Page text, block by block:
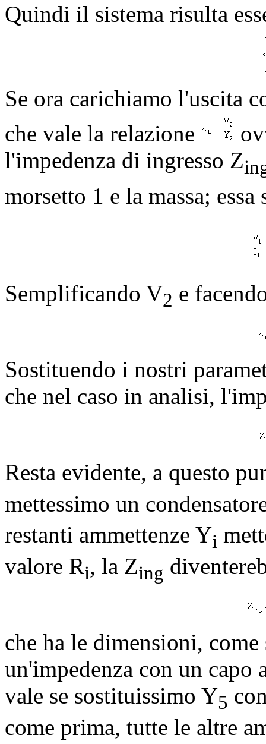
Quindi il sistema risulta
Se ora carichiamo l'uscita
che vale la relazione
l'impedenza di ingresso Z
morsetto 1 e la massa;
Semplificando V2 e
Sostituendo i nostri
che nel caso in analisi,
Resta evidente, a questo
mettessimo un
restanti ammettenze Yi
valore Ri, la Zing
che ha le dimensioni,
un'impedenza con un capo
vale se sostituissimo Y5
come prima, tutte le altre